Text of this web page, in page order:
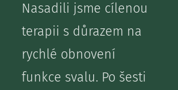
Nasadili jsme cílenou
terapii s důrazem na
rychlé obnovení
funkce svalu. Po šesti